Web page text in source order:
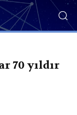
70 yıldır